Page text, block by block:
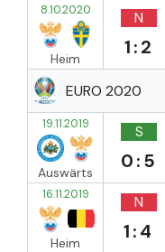
8.10.2020
Heim
N
1:2
EURO 2020
19.11.2019
Auswärts
S
0:5
16.11.2019
Heim
N
1:4